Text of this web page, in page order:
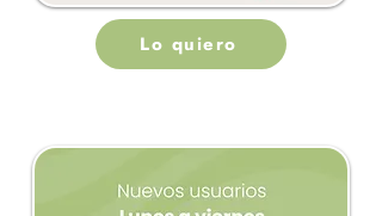
Lo quiero